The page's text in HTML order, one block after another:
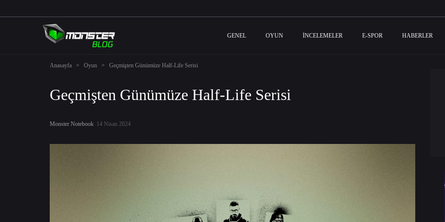
GENEL OYUN İNCELEMELER E-SPOR HABERLER
Anasayfa > Oyun > Geçmişten Günümüze Half-Life Serisi
Geçmişten Günümüze Half-Life Serisi
Monster Notebook 14 Nisan 2024